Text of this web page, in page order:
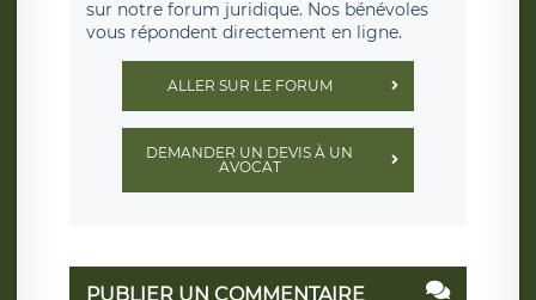
sur notre forum juridique. Nos bénévoles
vous répondent directement en ligne.
ALLER SUR LE FORUM
DEMANDER UN DEVIS À UN
AVOCAT
PUBLIER UN COMMENTAIRE